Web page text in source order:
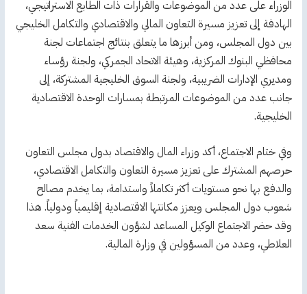
الوزراء على عدد من الموضوعات والقرارات ذات الطابع الاستراتيجي،
الهادفة إلى تعزيز مسيرة التعاون المالي والاقتصادي والتكامل الخليجي
بين دول المجلس، ومن أبرزها ما يتعلق بنتائج اجتماعات لجنة
محافظي البنوك المركزية، وهيئة الاتحاد الجمركي، ولجنة رؤساء
ومديري الإدارات الضريبية، ولجنة السوق الخليجية المشتركة، إلى
جانب عدد من الموضوعات المرتبطة بمسارات الوحدة الاقتصادية
الخليجية.
وفي ختام الاجتماع، أكد وزراء المال والاقتصاد بدول مجلس التعاون
حرصهم المشترك على تعزيز مسيرة التعاون والتكامل الاقتصادي،
والدفع بها نحو مستويات أكثر تكاملاً واستدامة، بما يخدم مصالح
شعوب دول المجلس ويعزز مكانتها الاقتصادية إقليمياً ودولياً. هذا
وقد حضر الاجتماع الوكيل المساعد لشؤون الخدمات الفنية سعد
العلاطي، وعدد من المسؤولين في وزارة المالية.